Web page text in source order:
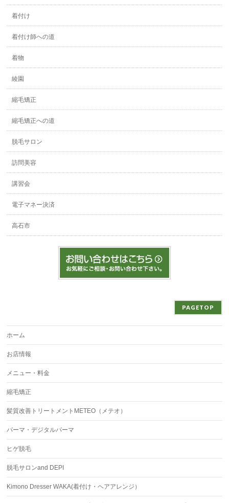
着付け
着付け師への道
着物
綾園
縮毛矯正
縮毛矯正への道
脱毛サロン
訪問美容
講習会
電子マネー決済
高石市
PAGETOP
ホーム
お店情報
メニュー・料金
縮毛矯正
髪質改善トリートメントMETEO（メテオ）
パーマ・デジタルパーマ
ヒゲ脱毛
脱毛サロンand DEPI
Kimono Dresser WAKA(着付け・ヘアアレンジ）